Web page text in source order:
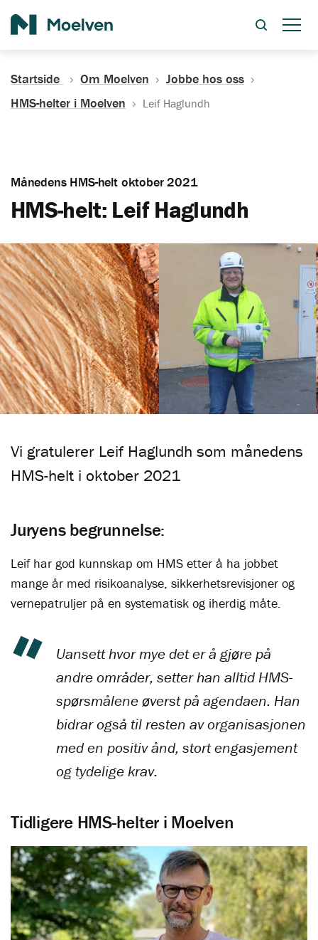
Startside Om Moelven
Jobbe hos oss
HMS-helter i Moelven
Leif Haglundh
Månedens HMS-helt oktober 2021
HMS-helt: Leif Haglundh
Vi gratulerer Leif Haglundh som månedens
HMS-helt i oktober 2021
Juryens begrunnelse:
Leif har god kunnskap om HMS etter å ha jobbet
mange år med risikoanalyse, sikkerhetsrevisjoner og
vernepatruljer på en systematisk og iherdig måte.
Uansett hvor mye det er å gjøre på
andre områder, setter han alltid HMS-
spørsmålene øverst på agendaen. Han
bidrar også til resten av organisasjonen
med en positiv ånd, stort engasjement
og tydelige krav.
Tidligere HMS-helter i Moelven